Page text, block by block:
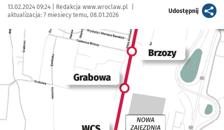
Data publikacji:
13.02.2024 09:24 | Autor:
Redakcja www.wroclaw.pl
aktualizacja: 7 miesiecy temu, 08.01.2026
Udostępnijartykuł
Kliknij, aby powiększyć